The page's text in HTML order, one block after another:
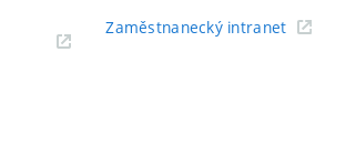
Zaměstnanecký intranet(externí